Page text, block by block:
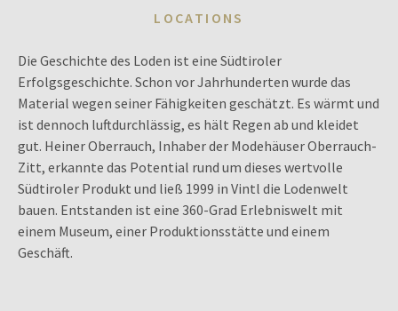
LOCATIONS
Die Geschichte des Loden ist eine Südtiroler
Erfolgsgeschichte. Schon vor Jahrhunderten wurde das
Material wegen seiner Fähigkeiten geschätzt. Es wärmt und
ist dennoch luftdurchlässig, es hält Regen ab und kleidet
gut. Heiner Oberrauch, Inhaber der Modehäuser Oberrauch-
Zitt, erkannte das Potential rund um dieses wertvolle
Südtiroler Produkt und ließ 1999 in Vintl die Lodenwelt
bauen. Entstanden ist eine 360-Grad Erlebniswelt mit
einem Museum, einer Produktionsstätte und einem
Geschäft.